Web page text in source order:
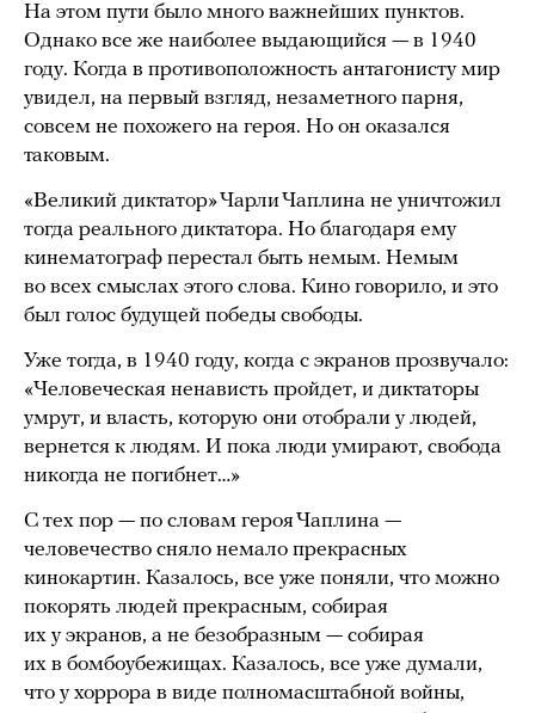
На этом пути было много важнейших пунктов.
Однако все же наиболее выдающийся — в 1940
году. Когда в противоположность антагонисту мир
увидел, на первый взгляд, незаметного парня,
совсем не похожего на героя. Но он оказался
таковым.
«Великий диктатор» Чарли Чаплина не уничтожил
тогда реального диктатора. Но благодаря ему
кинематограф перестал быть немым. Немым
во всех смыслах этого слова. Кино говорило, и это
был голос будущей победы свободы.
Уже тогда, в 1940 году, когда с экранов прозвучало:
«Человеческая ненависть пройдет, и диктаторы
умрут, и власть, которую они отобрали у людей,
вернется к людям. И пока люди умирают, свобода
никогда не погибнет…»
С тех пор — по словам героя Чаплина —
человечество сняло немало прекрасных
кинокартин. Казалось, все уже поняли, что можно
покорять людей прекрасным, собирая
их у экранов, а не безобразным — собирая
их в бомбоубежищах. Казалось, все уже думали,
что у хоррора в виде полномасштабной войны,